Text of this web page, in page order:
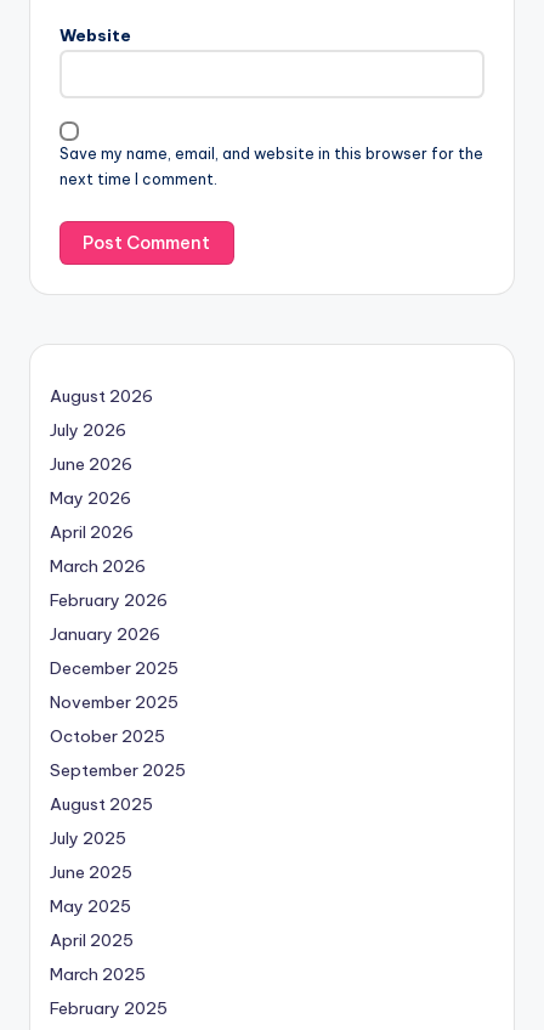
Website
Save my name, email, and website in this browser for the
next time I comment.
August 2026
July 2026
June 2026
May 2026
April 2026
March 2026
February 2026
January 2026
December 2025
November 2025
October 2025
September 2025
August 2025
July 2025
June 2025
May 2025
April 2025
March 2025
February 2025